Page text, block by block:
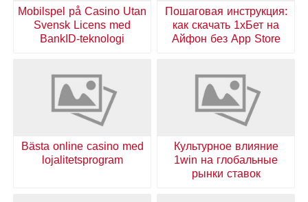
Пошаговая инструкция:
как скачать 1хБет на
Айфон без App Store
Mobilspel på Casino Utan
Svensk Licens med
BankID-teknologi
Культурное влияние
1win на глобальные
рынки ставок
Bästa online casino med
lojalitetsprogram